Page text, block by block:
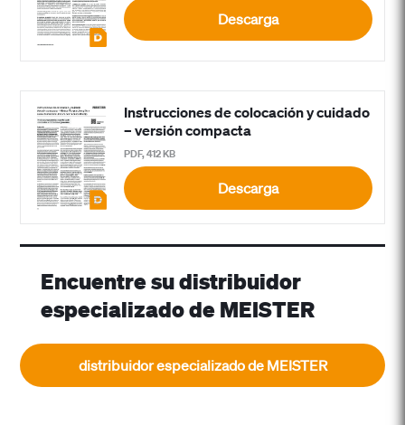
Descarga
Instrucciones de colocación y cuidado
– versión compacta
PDF, 412 KB
Descarga
Encuentre su distribuidor
especializado de MEISTER
distribuidor especializado de MEISTER